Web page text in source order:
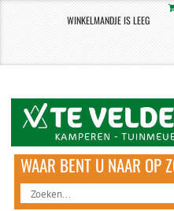
WINKELMANDJE IS LEEG